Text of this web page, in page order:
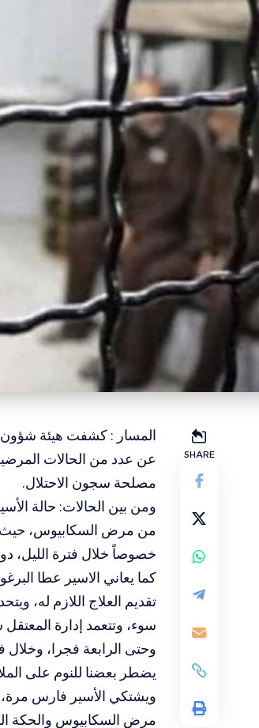
SHARE
المسار : كشفت هيئة شؤون
عن عدد من الحالات
مصلحة سجون الاحتلال.
ومن بين الحالات: حالة
من مرض السكابيوس، حيث
خصوصاً خلال فترة الليل،
تقديم العلاج اللازم له،
سوء، وتتعمد إدارة
وحتى الرابعة فجرا، وخلال
يضطر بعضنا للنوم على
مرض السكابيوس والحكة